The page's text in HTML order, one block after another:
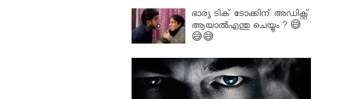
ഭാര്യ ടിക് ടോക്കിന് അഡിക്റ്റ്
ആയാൽഎന്തു ചെയ്യും ? 😅
😅😅